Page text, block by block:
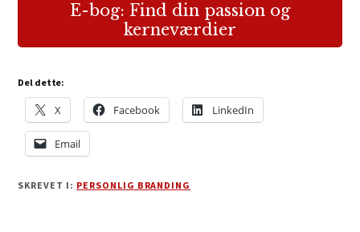
E-bog: Find din passion og
kerneværdier
Del dette:
X Facebook LinkedIn
Email
SKREVET I: PERSONLIG BRANDING